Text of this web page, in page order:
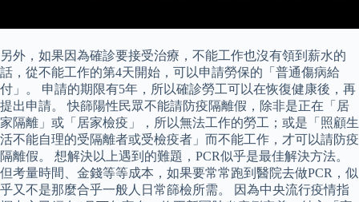
另外，如果因為確診要接受治療，不能工作也沒有領到薪水的
話，從不能工作的第4天開始，可以申請勞保的「普通傷病給
付」。 申請的期限有5年，所以確診勞工可以在恢復健康後，再
提出申請。 快篩陽性民眾不能請防疫隔離假，除非是正在「居
家隔離」或「居家檢疫」，所以無法工作的勞工；或是「照顧生
活不能自理的受隔離者或受檢疫者」而不能工作，才可以請防疫
隔離假。 想解決以上遇到的難題，PCR似乎是最佳解決方法。
但考量時間、金錢等等成本，如果要常常跑到醫院去做PCR，似
乎又不是那麼合乎一般人日常篩檢所需。 因為中央流行疫情指